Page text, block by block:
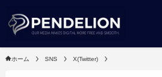
ホーム SNS X(Twitter)